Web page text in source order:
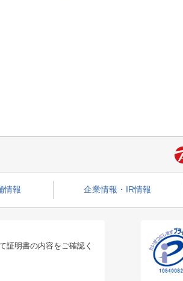
情報 企業情報・IR情報
証明書の内容をご確認く